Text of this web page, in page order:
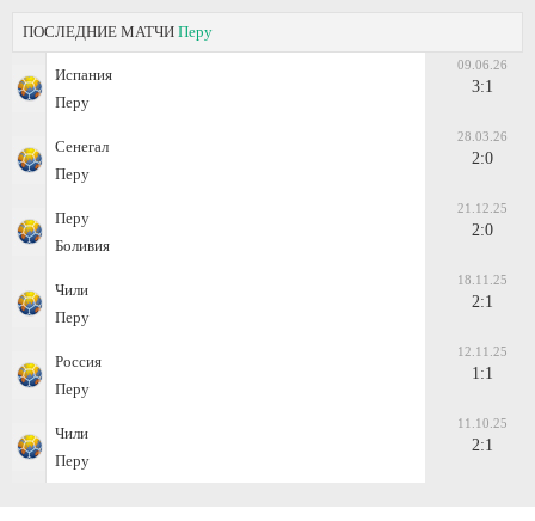
ПОСЛЕДНИЕ МАТЧИ Перу
Испания
Перу
09.06.26
3:1
Сенегал
Перу
28.03.26
2:0
Перу
Боливия
21.12.25
2:0
Чили
Перу
18.11.25
2:1
Россия
Перу
12.11.25
1:1
Чили
Перу
11.10.25
2:1